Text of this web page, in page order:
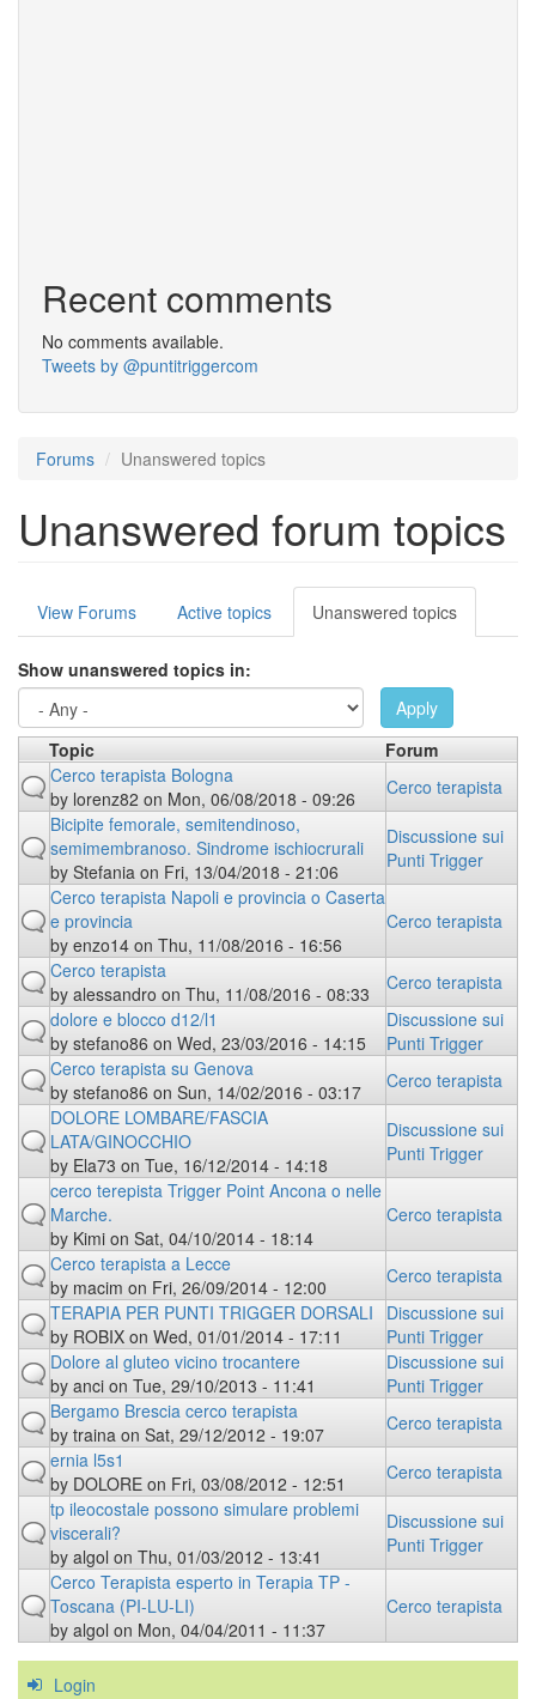
Recent comments
No comments available.
Tweets by @puntitriggercom
Forums Unanswered topics
Unanswered forum topics
Primary
tabs
View Forums Active topics Unanswered topics
tab)
Show unanswered topics in:
Apply
Topic
Forum
Cerco terapista Bologna
by lorenz82 on Mon, 06/08/2018 - 09:26
Cerco terapista
Bicipite femorale, semitendinoso,
semimembranoso. Sindrome ischiocrurali
by Stefania on Fri, 13/04/2018 - 21:06
Discussione sui
Punti Trigger
Cerco terapista Napoli e provincia o Caserta
e provincia
by enzo14 on Thu, 11/08/2016 - 16:56
Cerco terapista
Cerco terapista
by alessandro on Thu, 11/08/2016 - 08:33
Cerco terapista
dolore e blocco d12/l1
by stefano86 on Wed, 23/03/2016 - 14:15
Discussione sui
Punti Trigger
Cerco terapista su Genova
by stefano86 on Sun, 14/02/2016 - 03:17
Cerco terapista
DOLORE LOMBARE/FASCIA
LATA/GINOCCHIO
by Ela73 on Tue, 16/12/2014 - 14:18
Discussione sui
Punti Trigger
cerco terepista Trigger Point Ancona o nelle
Marche.
by Kimi on Sat, 04/10/2014 - 18:14
Cerco terapista
Cerco terapista a Lecce
by macim on Fri, 26/09/2014 - 12:00
Cerco terapista
TERAPIA PER PUNTI TRIGGER DORSALI
by ROBIX on Wed, 01/01/2014 - 17:11
Discussione sui
Punti Trigger
Dolore al gluteo vicino trocantere
by anci on Tue, 29/10/2013 - 11:41
Discussione sui
Punti Trigger
Bergamo Brescia cerco terapista
by traina on Sat, 29/12/2012 - 19:07
Cerco terapista
ernia l5s1
by DOLORE on Fri, 03/08/2012 - 12:51
Cerco terapista
tp ileocostale possono simulare problemi
viscerali?
by algol on Thu, 01/03/2012 - 13:41
Discussione sui
Punti Trigger
Cerco Terapista esperto in Terapia TP -
Toscana (PI-LU-LI)
by algol on Mon, 04/04/2011 - 11:37
Cerco terapista
Login